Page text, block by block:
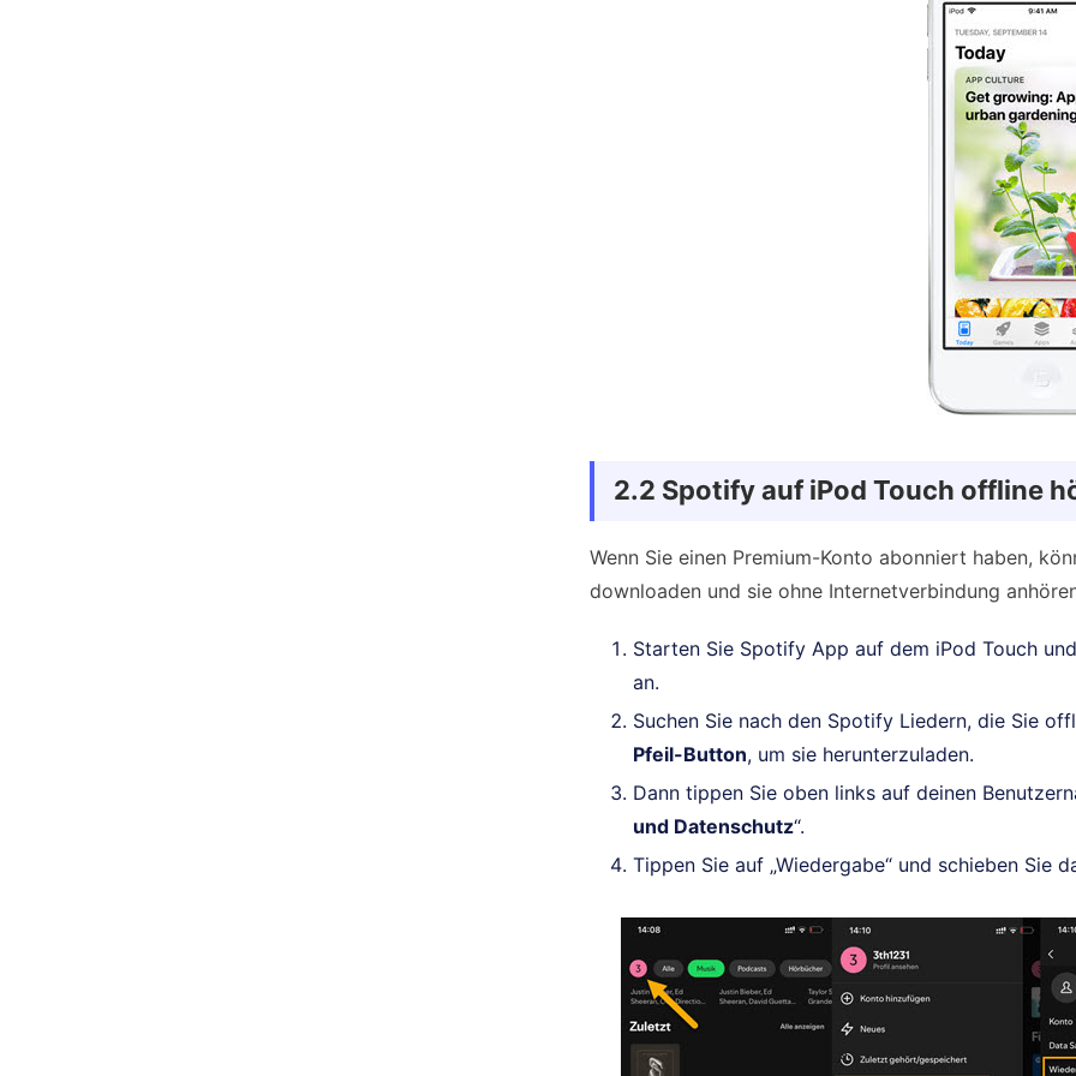
2.2 Spotify auf iPod Touch offline
Wenn Sie einen Premium-Konto abonniert haben,
downloaden und sie ohne Internetverbindung
Starten Sie Spotify App auf dem iPod Touch
an.
Suchen Sie nach den Spotify Liedern, die Sie
Pfeil-Button, um sie herunterzuladen.
Dann tippen Sie oben links auf deinen
und Datenschutz“.
Tippen Sie auf „Wiedergabe“ und schieben Sie